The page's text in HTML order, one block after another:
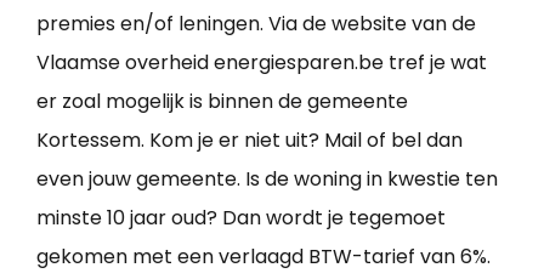
premies en/of leningen. Via de website van de
Vlaamse overheid energiesparen.be tref je wat
er zoal mogelijk is binnen de gemeente
Kortessem. Kom je er niet uit? Mail of bel dan
even jouw gemeente. Is de woning in kwestie ten
minste 10 jaar oud? Dan wordt je tegemoet
gekomen met een verlaagd BTW-tarief van 6%.